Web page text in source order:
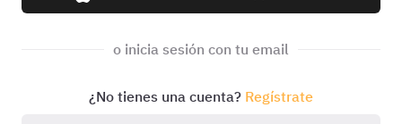
o inicia sesión con tu email
¿No tienes una cuenta? Regístrate